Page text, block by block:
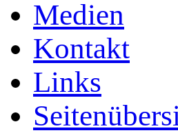
Medien
Kontakt
Links